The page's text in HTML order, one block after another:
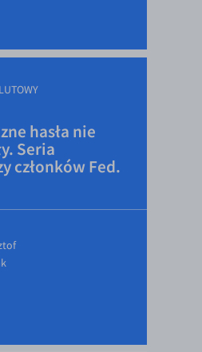
hasła nie
Seria
członków Fed.